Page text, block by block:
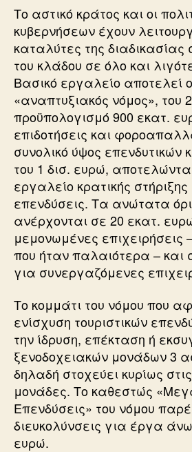
Το αστικό κράτος και οι
κυβερνήσεων έχουν
καταλύτες της διαδικασίας
του κλάδου σε όλο και
Βασικό εργαλείο αποτελεί
«αναπτυξιακός νόμος», του
προϋπολογισμό 900 εκατ.
επιδοτήσεις και
συνολικό ύψος
του 1 δισ. ευρώ,
εργαλείο κρατικής στήριξης
επενδύσεις. Τα ανώτατα
ανέρχονται σε 20 εκατ.
μεμονωμένες επιχειρήσεις
που ήταν παλαιότερα – και
για συνεργαζόμενες
Το κομμάτι του νόμου που
ενίσχυση τουριστικών
την ίδρυση, επέκταση ή
ξενοδοχειακών μονάδων 3
δηλαδή στοχεύει κυρίως
μονάδες. Το καθεστώς
Επενδύσεις» του νόμου
διευκολύνσεις για έργα
ευρώ.